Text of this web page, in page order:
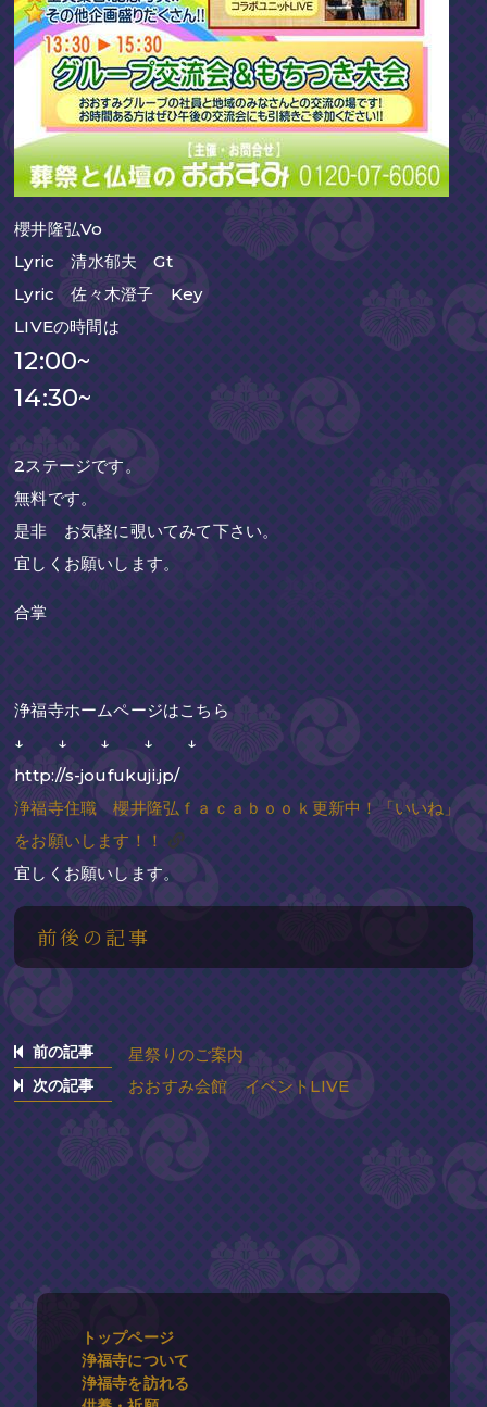
櫻井隆弘Vo
Lyric 清水郁夫 Gt
Lyric 佐々木澄子 Key
LIVEの時間は
12:00~
14:30~
2ステージです。
無料です。
是非 お気軽に覗いてみて下さい。
宜しくお願いします。
合掌
浄福寺ホームページはこちら
↓ ↓ ↓ ↓ ↓
http://s-joufukuji.jp/
浄福寺住職 櫻井隆弘ｆａｃａｂｏｏｋ更新中！「いいね」
をお願いします！！
宜しくお願いします。
前後の記事
前の記事 星祭りのご案内
次の記事 おおすみ会館 イベントLIVE
トップページ
浄福寺について
浄福寺を訪れる